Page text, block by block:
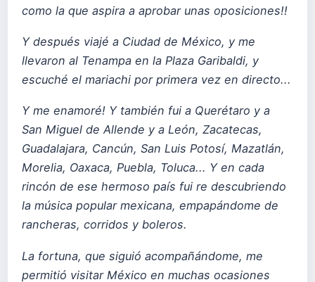
como la que aspira a aprobar unas oposiciones!!
Y después viajé a Ciudad de México, y me
llevaron al Tenampa en la Plaza Garibaldi, y
escuché el mariachi por primera vez en directo...
Y me enamoré! Y también fui a Querétaro y a
San Miguel de Allende y a León, Zacatecas,
Guadalajara, Cancún, San Luis Potosí, Mazatlán,
Morelia, Oaxaca, Puebla, Toluca... Y en cada
rincón de ese hermoso país fui re descubriendo
la música popular mexicana, empapándome de
rancheras, corridos y boleros.
La fortuna, que siguió acompañándome, me
permitió visitar México en muchas ocasiones